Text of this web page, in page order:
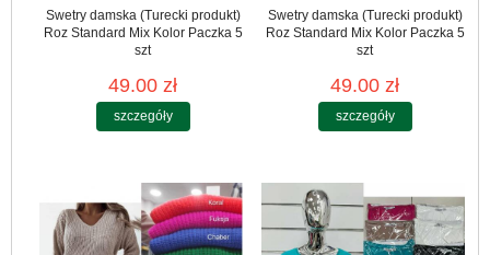
Swetry damska (Turecki produkt)
Roz Standard Mix Kolor Paczka 5
szt
49.00 zł
szczegóły
Swetry damska (Turecki produkt)
Roz Standard Mix Kolor Paczka 5
szt
49.00 zł
szczegóły